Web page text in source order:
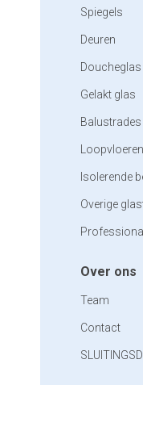
Spiegels
Deuren
Doucheglas
Gelakt glas
Balustrades
Loopvloeren
Isolerende
Overige
Over ons
Team
Contact